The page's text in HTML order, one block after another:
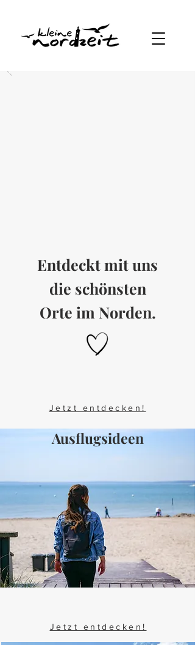
Entdeckt mit uns
die schönsten
Orte im Norden.
Jetzt entdecken!
Ausflugsideen
Jetzt entdecken!